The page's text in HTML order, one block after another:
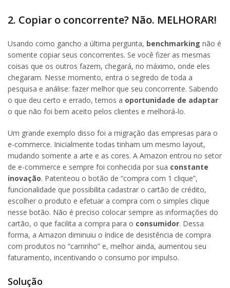
2. Copiar o concorrente? Não. MELHORAR!
Usando como gancho a última pergunta, benchmarking não é
somente copiar seus concorrentes. Se você fizer as mesmas
coisas que os outros fazem, chegará, no máximo, onde eles
chegaram. Nesse momento, entra o segredo de toda a
pesquisa e análise: fazer melhor que seu concorrente. Sabendo
o que deu certo e errado, temos a oportunidade de adaptar
o que não foi bem aceito pelos clientes e melhorá-lo.
Um grande exemplo disso foi a migração das empresas para o
e-commerce. Inicialmente todas tinham um mesmo layout,
mudando somente a arte e as cores. A Amazon entrou no setor
de e-commerce e sempre foi conhecida por sua constante
inovação. Patenteou o botão de “compra com 1 clique”,
funcionalidade que possibilita cadastrar o cartão de crédito,
escolher o produto e efetuar a compra com o simples clique
nesse botão. Não é preciso colocar sempre as informações do
cartão, o que facilita a compra para o consumidor. Dessa
forma, a Amazon diminuiu o índice de desistência de compra
com produtos no “carrinho” e, melhor ainda, aumentou seu
faturamento, incentivando o consumo por impulso.
Solução